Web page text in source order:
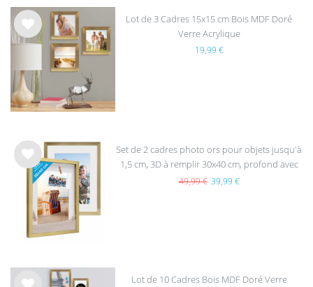
List
hait
s
Lot de 3 Cadres 15x15 cm Bois MDF Doré
Verre Acrylique
19,99 €
List
e de
Set de 2 cadres photo ors pour objets jusqu'à
1,5 cm, 3D à remplir 30x40 cm, profond avec
passe-partout et verre
49,99 € 39,99 €
Lot de 10 Cadres Bois MDF Doré Verre